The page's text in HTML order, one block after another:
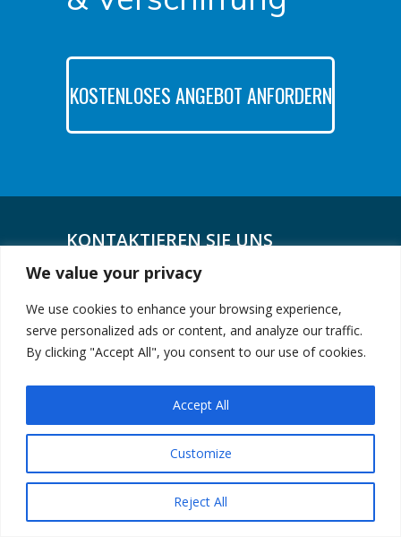
We value your privacy
We use cookies to enhance your browsing experience,
serve personalized ads or content, and analyze our traffic.
By clicking "Accept All", you consent to our use of cookies.
Customize
Reject All
Accept All
KOSTENLOSES ANGEBOT ANFORDERN
KONTAKTIEREN SIE UNS
LIZENSIERTER AUTOHÄNDLER
Umrüstung Und Weltweite
Fahrzeugverschiffung
BERLIN MOTORS LOGISTICS
+0049-30-743 02 710